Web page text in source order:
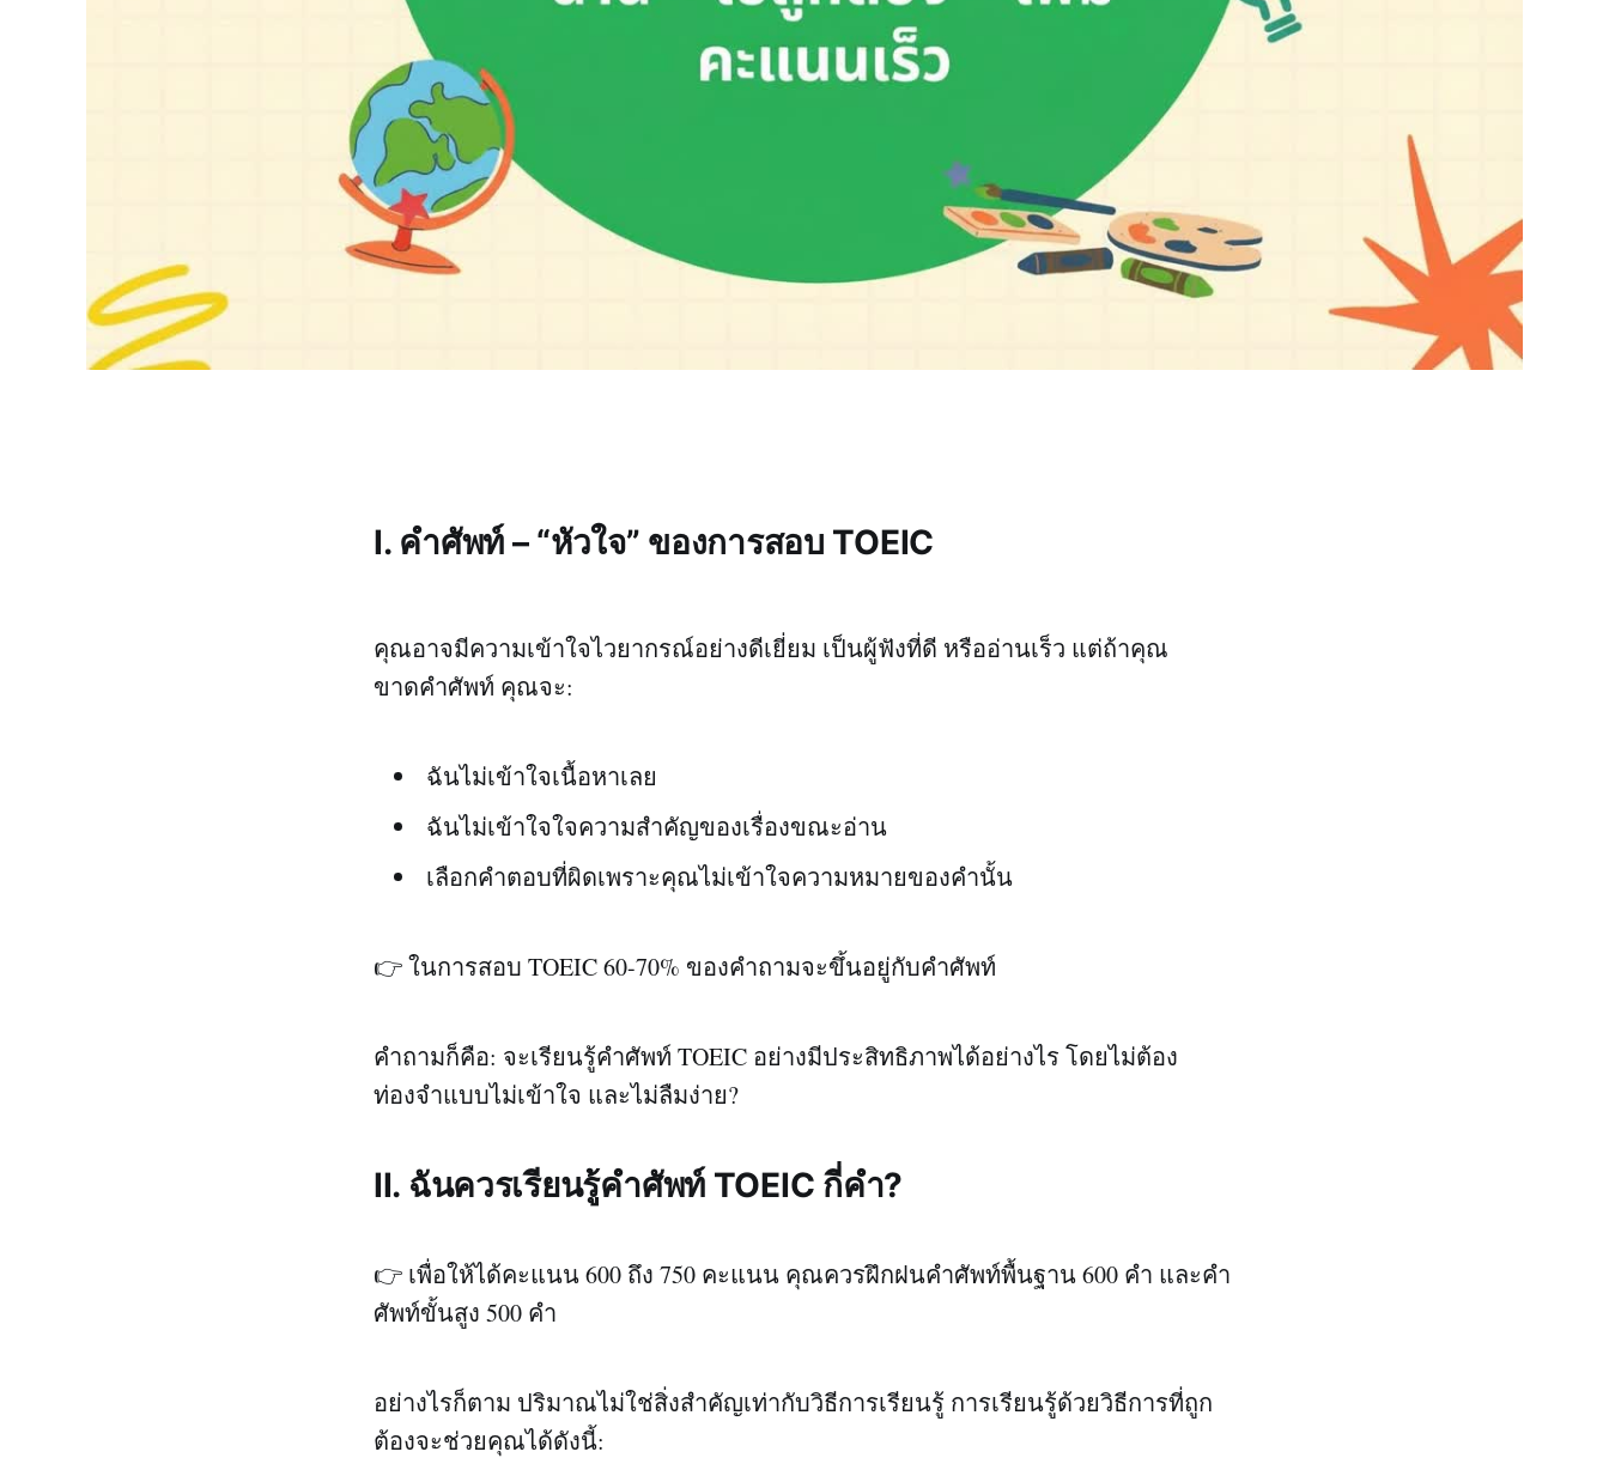
I. คำศัพท์ – “หัวใจ” ของการสอบ TOEIC
คุณอาจมีความเข้าใจไวยากรณ์อย่างดีเยี่ยม เป็นผู้ฟังที่ดี หรืออ่านเร็ว แต่ถ้าคุณ
ขาดคำศัพท์ คุณจะ:
ฉันไม่เข้าใจเนื้อหาเลย
ฉันไม่เข้าใจใจความสำคัญของเรื่องขณะอ่าน
เลือกคำตอบที่ผิดเพราะคุณไม่เข้าใจความหมายของคำนั้น
👉 ในการสอบ TOEIC 60-70% ของคำถามจะขึ้นอยู่กับคำศัพท์
คำถามก็คือ: จะเรียนรู้คำศัพท์ TOEIC อย่างมีประสิทธิภาพได้อย่างไร โดยไม่ต้อง
ท่องจำแบบไม่เข้าใจ และไม่ลืมง่าย?
II. ฉันควรเรียนรู้คำศัพท์ TOEIC กี่คำ?
👉 เพื่อให้ได้คะแนน 600 ถึง 750 คะแนน คุณควรฝึกฝนคำศัพท์พื้นฐาน 600 คำ และคำ
ศัพท์ขั้นสูง 500 คำ
อย่างไรก็ตาม ปริมาณไม่ใช่สิ่งสำคัญเท่ากับวิธีการเรียนรู้ การเรียนรู้ด้วยวิธีการที่ถูก
ต้องจะช่วยคุณได้ดังนี้: